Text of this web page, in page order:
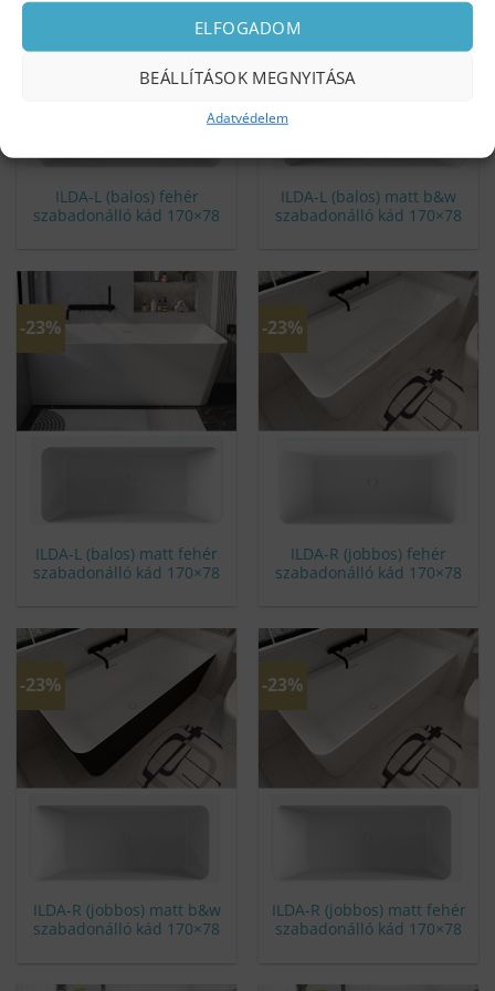
ELFOGADOM
BEÁLLÍTÁSOK MEGNYITÁSA
Adatvédelem
ILDA-L (balos) fehér
szabadonálló kád 170×78
ILDA-L (balos) matt b&w
szabadonálló kád 170×78
-23%
ILDA-L (balos) matt fehér
szabadonálló kád 170×78
-23%
ILDA-R (jobbos) fehér
szabadonálló kád 170×78
-23%
ILDA-R (jobbos) matt b&w
szabadonálló kád 170×78
-23%
ILDA-R (jobbos) matt fehér
szabadonálló kád 170×78